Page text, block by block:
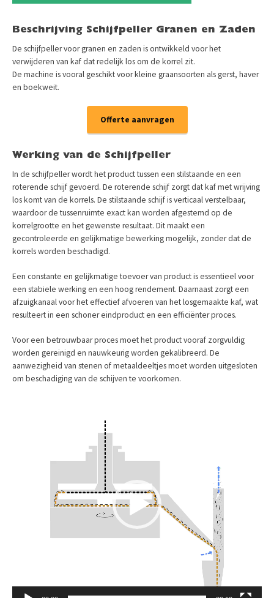
Beschrijving Schijfpeller Granen en Zaden
De schijfpeller voor granen en zaden is ontwikkeld voor het
verwijderen van kaf dat redelijk los om de korrel zit.
De machine is vooral geschikt voor kleine graansoorten als gerst, haver
en boekweit.
Offerte aanvragen
Werking van de Schijfpeller
In de schijfpeller wordt het product tussen een stilstaande en een
roterende schijf gevoerd. De roterende schijf zorgt dat kaf met wrijving
los komt van de korrels. De stilstaande schijf is verticaal verstelbaar,
waardoor de tussenruimte exact kan worden afgestemd op de
korrelgrootte en het gewenste resultaat. Dit maakt een
gecontroleerde en gelijkmatige bewerking mogelijk, zonder dat de
korrels worden beschadigd.
Een constante en gelijkmatige toevoer van product is essentieel voor
een stabiele werking en een hoog rendement. Daarnaast zorgt een
afzuigkanaal voor het effectief afvoeren van het losgemaakte kaf, wat
resulteert in een schoner eindproduct en een efficiënter proces.
Voor een betrouwbaar proces moet het product vooraf zorgvuldig
worden gereinigd en nauwkeurig worden gekalibreerd. De
aanwezigheid van stenen of metaaldeeltjes moet worden uitgesloten
om beschadiging van de schijven te voorkomen.